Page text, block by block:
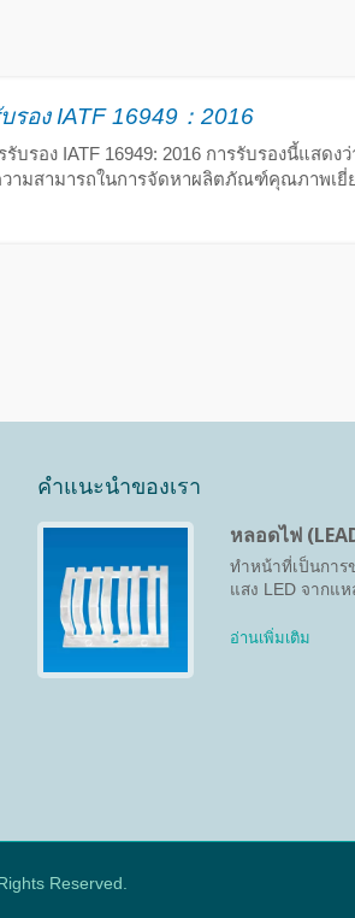
รอง IATF 16949：2016
รับรอง IATF 16949: 2016 การรับรองนี้แส
วามสามารถในการจัดหาผลิตภัณฑ์คุณภาพเยี่
คำแนะนำของเรา
หลอดไฟ
ทำหน้าที่เป็นการ
แสง LED จากแห
อ่านเพิ่มเติม
Reserved.